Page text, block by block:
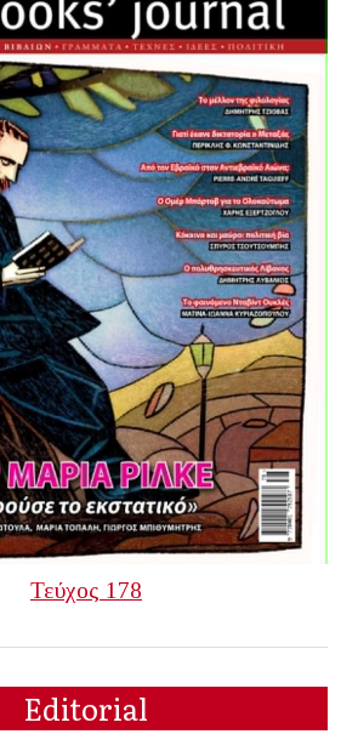
Τεύχος 178
Editorial